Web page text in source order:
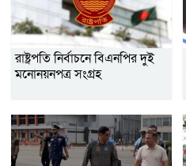
রাষ্ট্রপতি নির্বাচনে বিএনপির দুই
মনোনয়নপত্র সংগ্রহ